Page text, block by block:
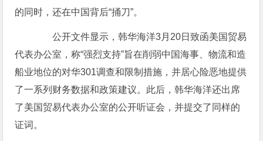
的同时，还在中国背后“捅刀”。
公开文件显示，韩华海洋3月20日致函美国贸易
代表办公室，称“强烈支持”旨在削弱中国海事、物流和造
船业地位的对华301调查和限制措施，并居心险恶地提供
了一系列财务数据和政策建议。此后，韩华海洋还出席
了美国贸易代表办公室的公开听证会，并提交了同样的
证词。